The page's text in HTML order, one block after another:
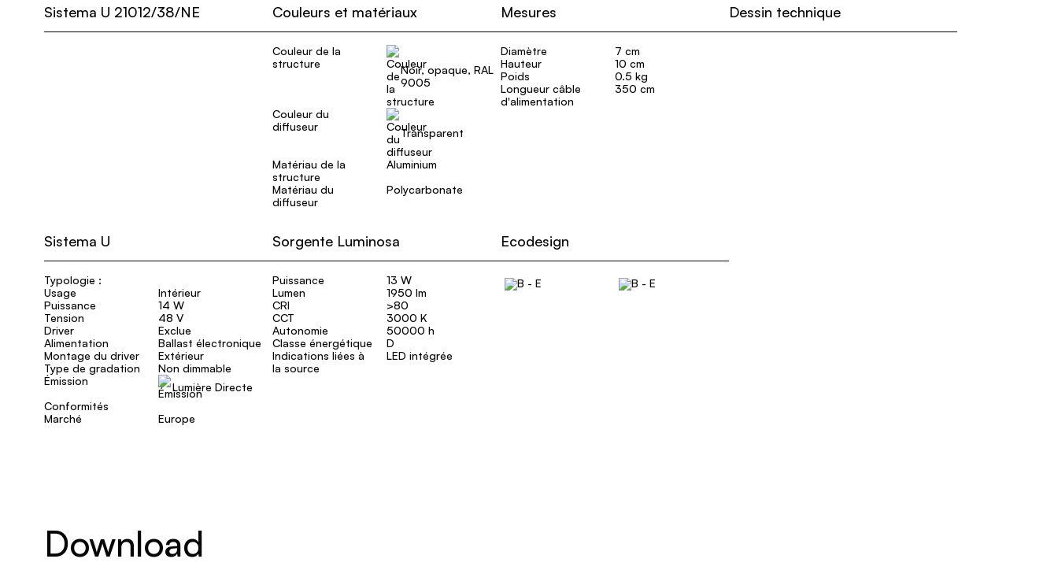
Sistema U 21012/38/NE Couleurs et matériaux
Couleur de la
structure
Noir, opaque, RAL
9005
Couleur du
diffuseur
Transparent
Matériau de la
structure
Aluminium
Matériau du
diffuseur
Polycarbonate
Mesures
Diamètre
7 cm
Hauteur
10 cm
Poids
0.5 kg
Longueur câble
d'alimentation
350 cm
Dessin technique
Sistema U
Typologie :
Usage
Intérieur
Puissance
14 W
Tension
48 V
Driver
Exclue
Alimentation
Ballast électronique
Montage du driver
Extérieur
Type de gradation
Non dimmable
Émission
Lumière Directe
Conformités
Marché
Europe
Sorgente Luminosa
Puissance
13 W
Lumen
1950 lm
CRI
>80
CCT
3000 K
Autonomie
50000 h
Classe énergétique
D
Indications liées à
la source
LED intégrée
Ecodesign
Download